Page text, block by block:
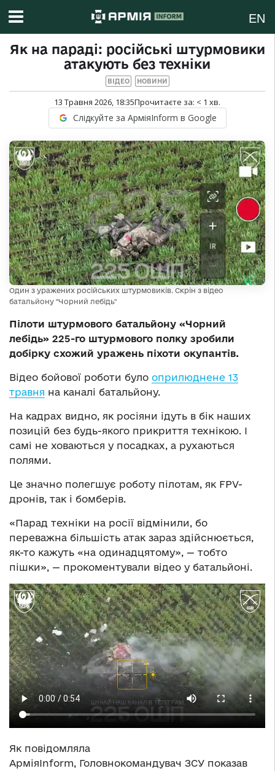
EN
Як на параді: російські штурмовики
атакують без техніки
ВІДЕО НОВИНИ
13 Травня 2026, 18:35Прочитаєте за: < 1 хв.
Слідкуйте за АрміяInform в Google
Один з уражених російських штурмовиків. Скрін з відео
батальйону "Чорний лебідь"
Пілоти штурмового батальйону «Чорний
лебідь» 225-го штурмового полку зробили
добірку схожий уражень піхоти окупантів.
Відео бойової роботи було оприлюднене 13
травня на каналі батальйону.
На кадрах видно, як росіяни ідуть в бік наших
позицій без будь-якого прикриття технікою. І
самі не ховаються у посадках, а рухаються
полями.
Це значно полегшує роботу пілотам, як FPV-
дронів, так і бомберів.
«Парад техніки на росії відмінили, бо
переважна більшість атак зараз здійснюється,
як-то кажуть «на одинадцятому», — тобто
пішки», — прокоментували відео у батальйоні.
Як повідомляла
АрміяInform, Головнокомандувач ЗСУ показав